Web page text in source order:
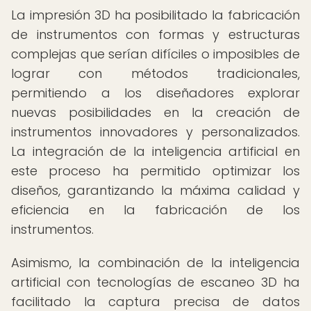
La impresión 3D ha posibilitado la fabricación
de instrumentos con formas y estructuras
complejas que serían difíciles o imposibles de
lograr con métodos tradicionales,
permitiendo a los diseñadores explorar
nuevas posibilidades en la creación de
instrumentos innovadores y personalizados.
La integración de la inteligencia artificial en
este proceso ha permitido optimizar los
diseños, garantizando la máxima calidad y
eficiencia en la fabricación de los
instrumentos.
Asimismo, la combinación de la inteligencia
artificial con tecnologías de escaneo 3D ha
facilitado la captura precisa de datos